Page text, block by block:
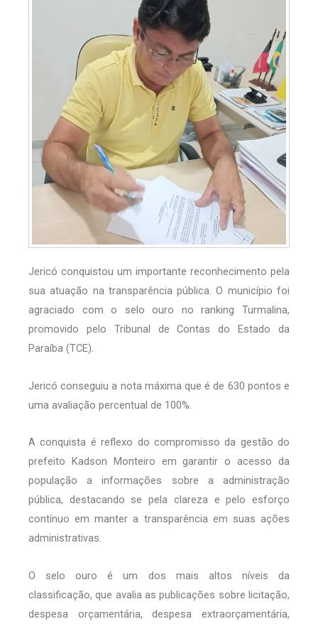
Jericó conquistou um importante reconhecimento pela
sua atuação na transparência pública. O município foi
agraciado com o selo ouro no ranking Turmalina,
promovido pelo Tribunal de Contas do Estado da
Paraíba (TCE).
Jericó conseguiu a nota máxima que é de 630 pontos e
uma avaliação percentual de 100%.
A conquista é reflexo do compromisso da gestão do
prefeito Kadson Monteiro em garantir o acesso da
população a informações sobre a administração
pública, destacando se pela clareza e pelo esforço
contínuo em manter a transparência em suas ações
administrativas.
O selo ouro é um dos mais altos níveis da
classificação, que avalia as publicações sobre licitação,
despesa orçamentária, despesa extraorçamentária,